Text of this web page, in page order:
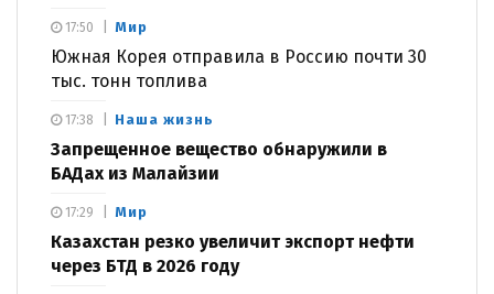
Мир
Южная Корея отправила в Россию почти 30
тыс. тонн топлива
17:50
Наша жизнь
Запрещенное вещество обнаружили в
БАДах из Малайзии
17:38
Мир
Казахстан резко увеличит экспорт нефти
через БТД в 2026 году
17:29